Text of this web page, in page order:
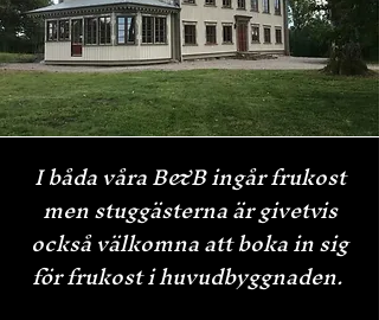
I båda våra B&B ingår frukost
men stuggästerna är givetvis
också välkomna att boka in sig
för frukost i huvudbyggnaden.